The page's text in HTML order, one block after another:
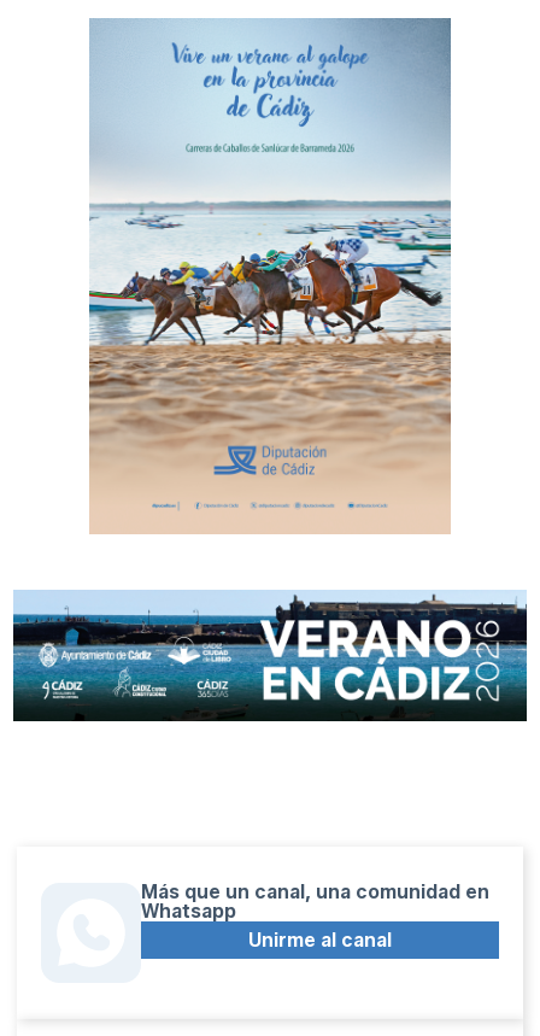
Más que un canal, una comunidad en
Whatsapp
Unirme al canal